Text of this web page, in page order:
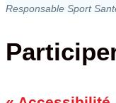
Responsable Sport